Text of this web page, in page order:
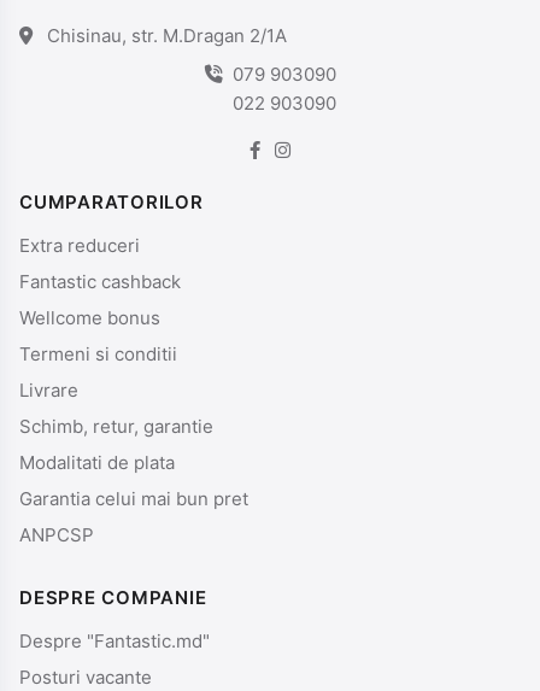
Chisinau, str. M.Dragan 2/1A
079 903090
022 903090
CUMPARATORILOR
Extra reduceri
Fantastic cashback
Wellcome bonus
Termeni si conditii
Livrare
Schimb, retur, garantie
Modalitati de plata
Garantia celui mai bun pret
ANPCSP
DESPRE COMPANIE
Despre "Fantastic.md"
Posturi vacante